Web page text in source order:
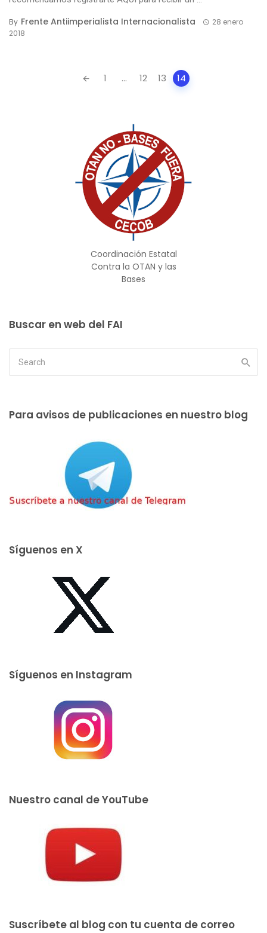
By Frente Antiimperialista Internacionalista
28 enero
2018
1 ... 12 13 14
Coordinación Estatal
Contra la OTAN y las
Bases
Buscar en web del FAI
Para avisos de publicaciones en nuestro blog
Síguenos en X
Síguenos en Instagram
Nuestro canal de YouTube
Suscríbete al blog con tu cuenta de correo